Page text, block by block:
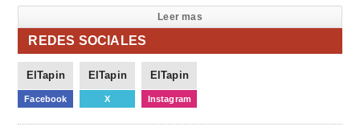
Leer mas
REDES SOCIALES
ElTapin
Facebook
ElTapin
X
ElTapin
Instagram